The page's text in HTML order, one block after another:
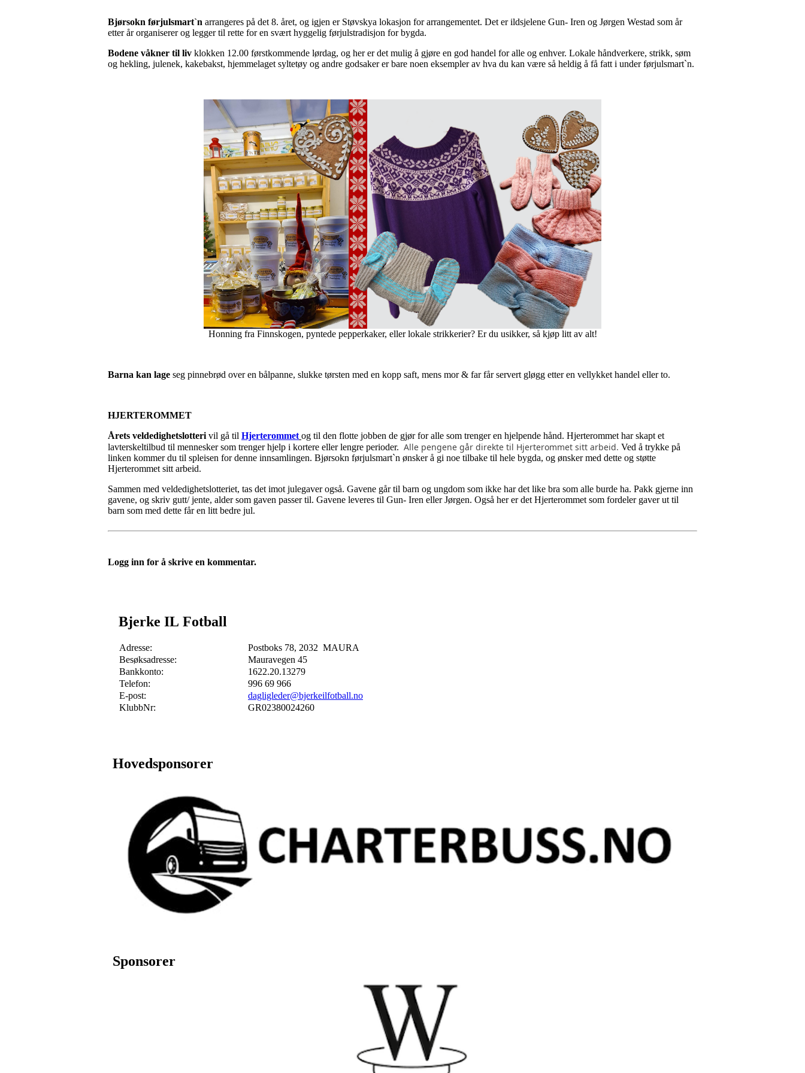
Bjørsokn førjulsmart`n arrangeres på det 8. året, og igjen er Støvskya lokasjon for arrangementet. Det er ildsjelene Gun- Iren og Jørgen Westad som år
etter år organiserer og legger til rette for en svært hyggelig førjulstradisjon for bygda.
Bodene våkner til liv klokken 12.00 førstkommende lørdag, og her er det mulig å gjøre en god handel for alle og enhver. Lokale håndverkere, strikk, søm
og hekling, julenek, kakebakst, hjemmelaget syltetøy og andre godsaker er bare noen eksempler av hva du kan være så heldig å få fatt i under førjulsmart`n.
Honning fra Finnskogen, pyntede pepperkaker, eller lokale strikkerier? Er du usikker, så kjøp litt av alt!
Barna kan lage seg pinnebrød over en bålpanne, slukke tørsten med en kopp saft, mens mor & far får servert gløgg etter en vellykket handel eller to.
HJERTEROMMET
Årets veldedighetslotteri vil gå til Hjerterommet og til den flotte jobben de gjør for alle som trenger en hjelpende hånd. Hjerterommet har skapt et
lavterskeltilbud til mennesker som trenger hjelp i kortere eller lengre perioder. Alle pengene går direkte til Hjerterommet sitt arbeid. Ved å trykke på
linken kommer du til spleisen for denne innsamlingen. Bjørsokn førjulsmart`n ønsker å gi noe tilbake til hele bygda, og ønsker med dette og støtte
Hjerterommet sitt arbeid.
Sammen med veldedighetslotteriet, tas det imot julegaver også. Gavene går til barn og ungdom som ikke har det like bra som alle burde ha. Pakk gjerne inn
gavene, og skriv gutt/ jente, alder som gaven passer til. Gavene leveres til Gun- Iren eller Jørgen. Også her er det Hjerterommet som fordeler gaver ut til
barn som med dette får en litt bedre jul.
Logg inn for å skrive en kommentar.
Bjerke IL Fotball
Adresse:
Postboks 78, 2032 MAURA
Besøksadresse:
Mauravegen 45
Bankkonto:
1622.20.13279
Telefon:
996 69 966
E-post:
dagligleder@bjerkeilfotball.no
KlubbNr:
GR02380024260
Hovedsponsorer
Sponsorer